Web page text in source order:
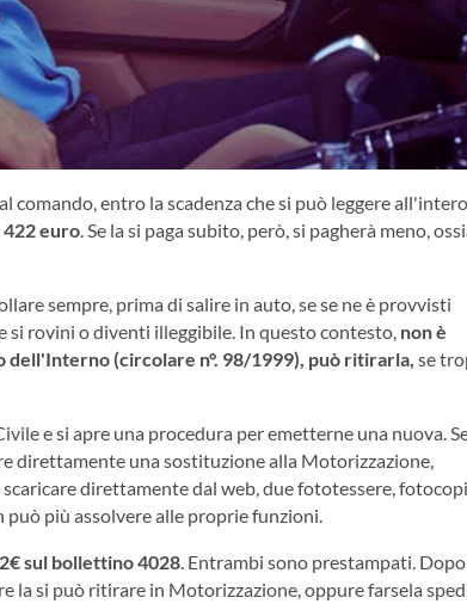
comando, entro la scadenza che si può leggere
422 euro . Se la si paga subito, però, si pagherà meno,
sempre, prima di salire in auto, se se ne è provvisti
si rovini o diventi illeggibile. In questo contesto, non è
(circolare n°. 98/1999), può ritirarla, se
e si apre una procedura per emetterne una nuova.
direttamente una sostituzione alla Motorizzazione,
direttamente dal web, due fototessere,
più assolvere alle proprie funzioni.
sul bollettino 4028 . Entrambi sono prestampati.
la si può ritirare in Motorizzazione, oppure farsela